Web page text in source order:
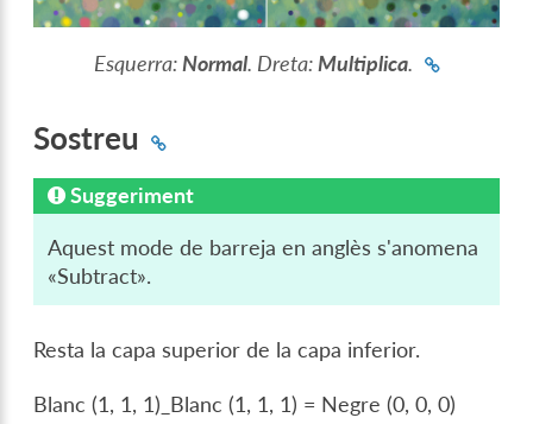
Esquerra:Normal. Dreta:Multiplica.
Sostreu
Suggeriment
Aquest mode de barreja en anglès s'anomena
«Subtract».
Resta la capa superior de la capa inferior.
Blanc (1, 1, 1)_Blanc (1, 1, 1) = Negre (0, 0, 0)